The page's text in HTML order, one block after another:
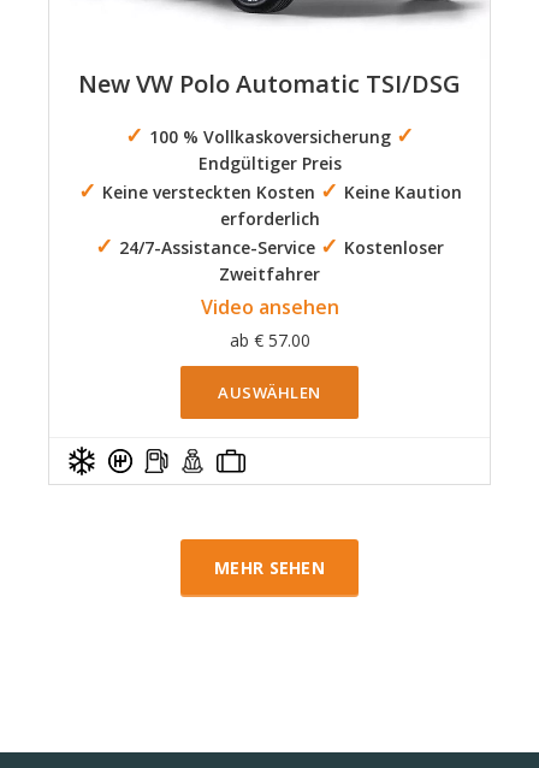
New VW Polo Automatic TSI/DSG
✓ 100 % Vollkaskoversicherung ✓
Endgültiger Preis
✓ Keine versteckten Kosten ✓ Keine Kaution
erforderlich
✓ 24/7-Assistance-Service ✓ Kostenloser
Zweitfahrer
Video ansehen
ab € 57.00
AUSWÄHLEN
MEHR SEHEN